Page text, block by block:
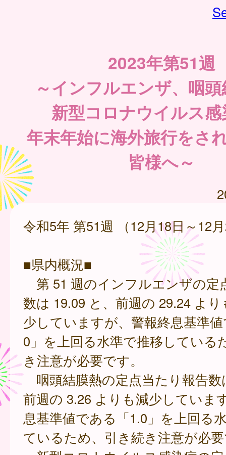
2023年第51週
～インフルエンザ、咽
新型コロナウイルス
年末年始に海外旅行をさ
皆様へ～
令和5年 第51週 （12月18日～12
■県内概況■
第 51 週のインフルエンザの定
数は 19.09 と、前週の 29.24 よ
少していますが、警報終息基準
0」を上回る水準で推移している
き注意が必要です。
咽頭結膜熱の定点当たり報告数
前週の 3.26 よりも減少していま
息基準値である「1.0」を上回る
ているため、引き続き注意が必